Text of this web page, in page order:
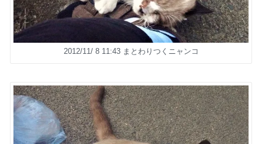
2012/11/ 8 11:43 まとわりつくニャンコ